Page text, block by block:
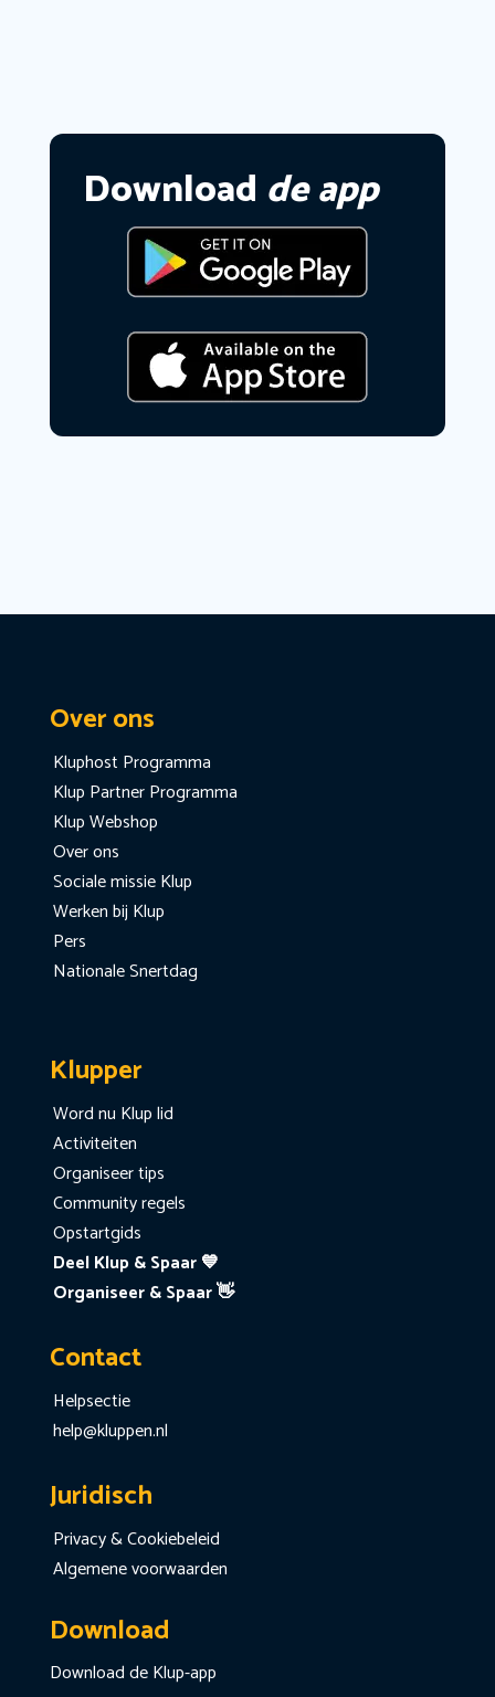
Download de app
Over ons
Kluphost Programma
Klup Partner Programma
Klup Webshop
Over ons
Sociale missie Klup
Werken bij Klup
Pers
Nationale Snertdag
Klupper
Word nu Klup lid
Activiteiten
Organiseer tips
Community regels
Opstartgids
Deel Klup & Spaar 💙
Organiseer & Spaar 👋
Contact
Helpsectie
help@kluppen.nl
Juridisch
Privacy & Cookiebeleid
Algemene voorwaarden
Download
Download de Klup-app